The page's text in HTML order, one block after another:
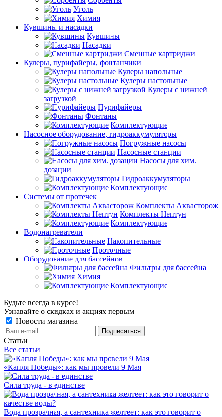
Уголь
Химия
Кувшины и насадки
Кувшины
Насадки
Сменные картриджи
Кулеры, пурифайеры, фонтанчики
Кулеры напольные
Кулеры настольные
Кулеры с нижней
загрузкой
Пурифайеры
Фонтаны
Комплектующие
Насосное оборудование, гидроаккумуляторы
Погружные насосы
Насосные станции
Насосы для хим.
дозации
Гидроаккумуляторы
Комплектующие
Системы от протечек
Комплекты Аквасторож
Комплекты Нептун
Комплектующие
Водонагреватели
Накопительные
Проточные
Оборудование для бассейнов
Фильтры для бассейна
Химия
Комплектующие
Будьте всегда в курсе!
Узнавайте о скидках и акциях первым
Новости магазина
Статьи
Все статьи
«Капля Победы»: как мы провели 9 Мая
Сила труда - в единстве
Вода прозрачная, а сантехника желтеет: как это говорит о